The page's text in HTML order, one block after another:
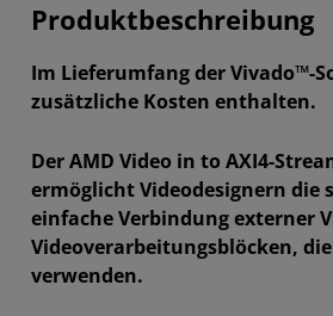
Produktbeschreibung
Im Lieferumfang der Vivado™-
zusätzliche Kosten enthalten.
Der AMD Video in to AXI4-
ermöglicht Videodesignern die
einfache Verbindung externer
Videoverarbeitungsblöcken,
verwenden.